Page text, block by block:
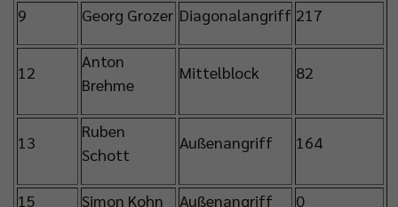
9 Georg Grozer Diagonalangriff 217
12
Anton
Brehme
Mittelblock 82
13
Ruben
Schott
Außenangriff 164
15 Simon Kohn Außenangriff 0